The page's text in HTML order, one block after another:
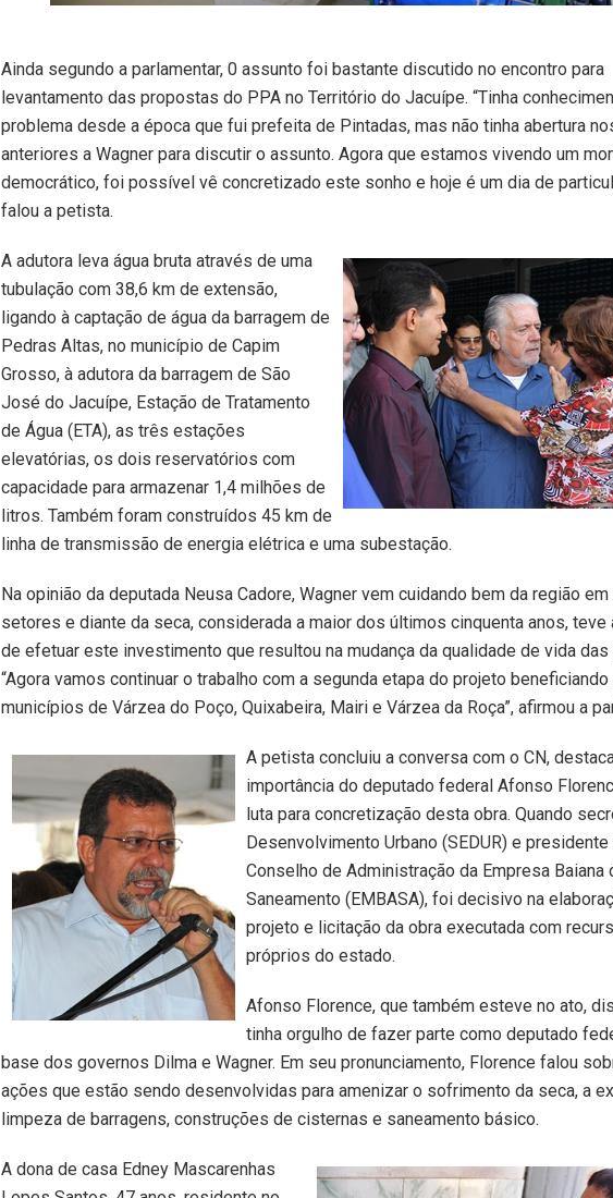
Ainda segundo a parlamentar, 0 assunto foi bastante discutido no encontro para
levantamento das propostas do PPA no Território do Jacuípe. “Tinha
problema desde a época que fui prefeita de Pintadas, mas não tinha abertura
anteriores a Wagner para discutir o assunto. Agora que estamos vivendo um
democrático, foi possível vê concretizado este sonho e hoje é um dia de
falou a petista.
A adutora leva água bruta através de uma
tubulação com 38,6 km de extensão,
ligando à captação de água da barragem de
Pedras Altas, no município de Capim
Grosso, à adutora da barragem de São
José do Jacuípe, Estação de Tratamento
de Água (ETA), as três estações
elevatórias, os dois reservatórios com
capacidade para armazenar 1,4 milhões de
litros. Também foram construídos 45 km de
linha de transmissão de energia elétrica e uma subestação.
Na opinião da deputada Neusa Cadore, Wagner vem cuidando bem da região
setores e diante da seca, considerada a maior dos últimos cinquenta anos, teve
de efetuar este investimento que resultou na mudança da qualidade de vida
“Agora vamos continuar o trabalho com a segunda etapa do projeto beneficiando
municípios de Várzea do Poço, Quixabeira, Mairi e Várzea da Roça”, afirmou a
A petista concluiu a conversa com o CN,
importância do deputado federal Afonso
luta para concretização desta obra. Quando
Desenvolvimento Urbano (SEDUR) e presidente
Conselho de Administração da Empresa Baiana
Saneamento (EMBASA), foi decisivo na
projeto e licitação da obra executada com
próprios do estado.
Afonso Florence, que também esteve no ato,
tinha orgulho de fazer parte como deputado
base dos governos Dilma e Wagner. Em seu pronunciamento, Florence falou
ações que estão sendo desenvolvidas para amenizar o sofrimento da seca, a
limpeza de barragens, construções de cisternas e saneamento básico.
A dona de casa Edney Mascarenhas